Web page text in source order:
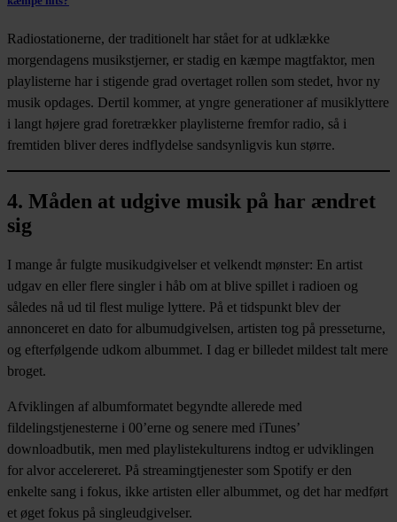
Radiostationerne, der traditionelt har stået for at udklække
morgendagens musikstjerner, er stadig en kæmpe magtfaktor, men
playlisterne har i stigende grad overtaget rollen som stedet, hvor ny
musik opdages. Dertil kommer, at yngre generationer af musiklyttere
i langt højere grad foretrækker playlisterne fremfor radio, så i
fremtiden bliver deres indflydelse sandsynligvis kun større.
4. Måden at udgive musik på har ændret
sig
I mange år fulgte musikudgivelser et velkendt mønster: En artist
udgav en eller flere singler i håb om at blive spillet i radioen og
således nå ud til flest mulige lyttere. På et tidspunkt blev der
annonceret en dato for albumudgivelsen, artisten tog på presseturne,
og efterfølgende udkom albummet. I dag er billedet mildest talt mere
broget.
Afviklingen af albumformatet begyndte allerede med
fildelingstjenesterne i 00’erne og senere med iTunes’
downloadbutik, men med playlistekulturens indtog er udviklingen
for alvor accelereret. På streamingtjenester som Spotify er den
enkelte sang i fokus, ikke artisten eller albummet, og det har medført
et øget fokus på singleudgivelser.